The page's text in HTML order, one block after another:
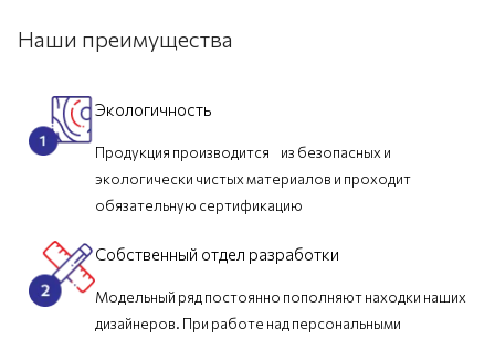
Наши преимущества
Экологичность
Продукция производится из безопасных и
экологически чистых материалов и проходит
обязательную сертификацию
Собственный отдел разработки
Модельный ряд постоянно пополняют находки наших
дизайнеров. При работе над персональными